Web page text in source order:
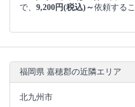
で、 9,200円(税込)～依頼する
福岡県 嘉穂郡の近隣エリア
北九州市